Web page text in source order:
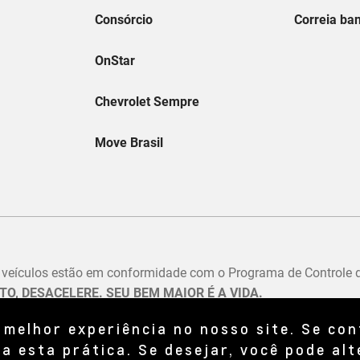
experiência no nosso site. Se
esta prática. Se desejar, você pode